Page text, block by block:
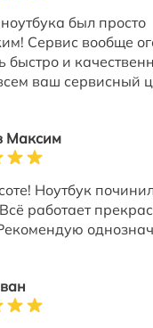
был просто
Сервис вообще
быстро и
ваш сервисный
Максим
Ноутбук
работает